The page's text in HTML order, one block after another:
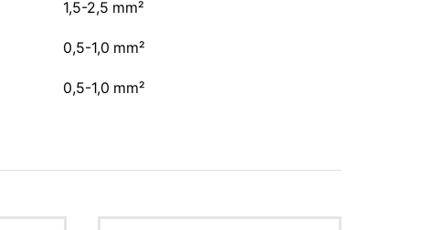
1,5-2,5 mm²
0,5-1,0 mm²
0,5-1,0 mm²